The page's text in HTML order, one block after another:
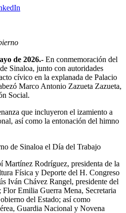
de 2026.- En conmemoración del
Sinaloa, junto con autoridades
cívico en la explanada de Palacio
Marco Antonio Zazueta Zazueta,
Social.
que incluyeron el izamiento a
así como la entonación del himno
Martínez Rodríguez, presidenta de la
Física y Deporte del H. Congreso
Iván Chávez Rangel, presidente del
Flor Emilia Guerra Mena, Secretaria
del Estado; así como
Guardia Nacional y Novena